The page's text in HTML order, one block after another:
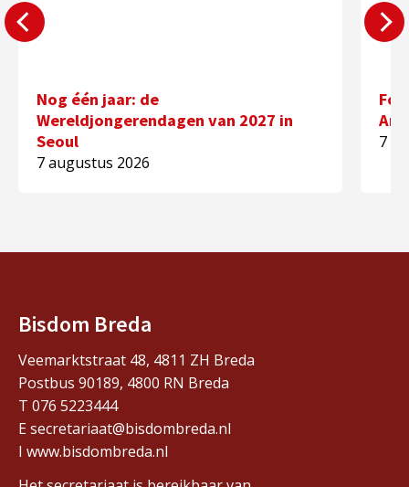
Nog één jaar: de
Wereldjongerendagen van 2027 in
Seoul
7 augustus 2026
7
Bisdom Breda
Veemarktstraat 48, 4811 ZH Breda
Postbus 90189, 4800 RN Breda
T 076 5223444
E secretariaat@bisdombreda.nl
I www.bisdombreda.nl